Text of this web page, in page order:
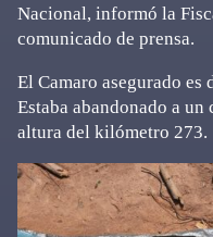
Nacional, informó la
comunicado de prensa.
El Camaro asegurado
Estaba abandonado a
altura del kilómetro 273.